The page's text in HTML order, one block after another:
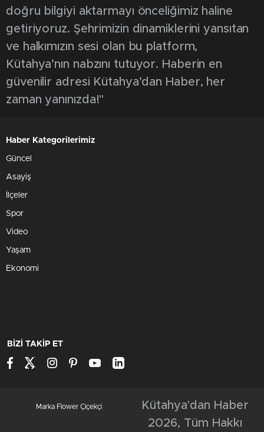
doğru bilgiyi aktarmayı önceliğimiz haline
getiriyoruz. Şehrimizin dinamiklerini yansıtan
ve halkımızın sesi olan bu platform,
Kütahya’nın nabzını tutuyor. Haberin en
güvenilir adresi Kütahya’dan Haber, her
zaman yanınızda!"
Haber Kategorilerimiz
Güncel
Asayiş
İlçeler
Spor
Video
Yaşam
Ekonomi
BİZİ TAKİP ET
Marka Flower Çiçekçi
Kütahya'dan Haber
2026, Tüm Hakkı